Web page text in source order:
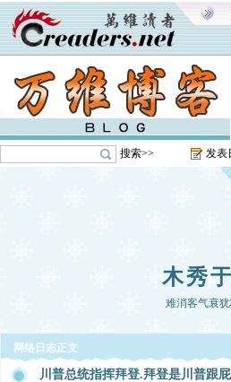
搜索>> 发表
木秀
难消客气衰
网络日志正文
川普总统指挥拜登.拜登是川普跟